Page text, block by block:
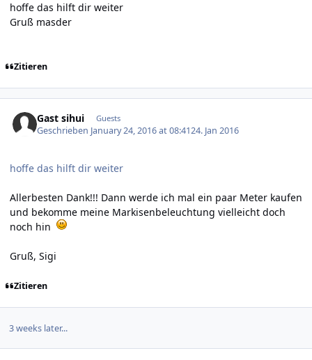
hoffe das hilft dir weiter
Gruß masder
Zitieren
Gast sihui Guests
Geschrieben January 24, 2016 at 08:4124. Jan 2016
hoffe das hilft dir weiter
Allerbesten Dank!!! Dann werde ich mal ein paar Meter kaufen
und bekomme meine Markisenbeleuchtung vielleicht doch
noch hin
Gruß, Sigi
Zitieren
3 weeks later...